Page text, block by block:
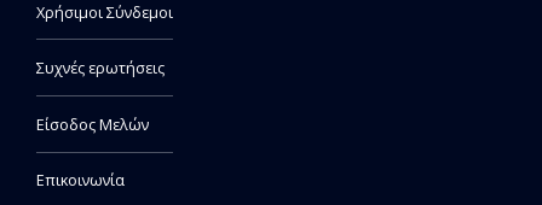
Χρήσιμοι Σύνδεμοι
Συχνές ερωτήσεις
Είσοδος Μελών
Επικοινωνία